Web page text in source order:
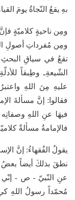
بهِ يقعُ النّجاةُ يومَ
ومِن ناحيةٍ كلاميّةٍ
ومِن مُفرداتِ أصولِ
تقعُ في سياقِ البحثِ
الشّيعةِـ وطِبقاً
عليهِ مِنَ اللهِ
فقالوا: إنَّ مسألةَ
فيهَا عنِ اللهِ
فالإمامةُ مسألةٌ
يقولُ الفُقهاءُ: إنَّ
نطقَ بذلكَ أيضاً
عنِ النّبيّ - ص - إنّي
مُحمّداً رسولُ اللهِ